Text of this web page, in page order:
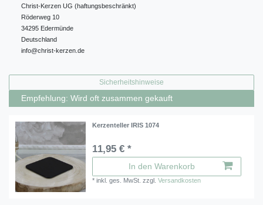
Christ-Kerzen UG (haftungsbeschränkt)
Röderweg 10
34295 Edermünde
Deutschland
info@christ-kerzen.de
Sicherheitshinweise
Empfehlung: Wird oft zusammen gekauft
Kerzenteller IRIS 1074
11,95 € *
In den Warenkorb
*inkl. ges. MwSt. zzgl.Versandkosten